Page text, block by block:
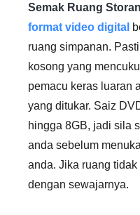
Semak Ruang Storan
format video digital
ruang simpanan.
kosong yang
pemacu keras luaran
yang ditukar. Saiz
hingga 8GB, jadi sila
anda sebelum
anda. Jika ruang
dengan sewajarnya.